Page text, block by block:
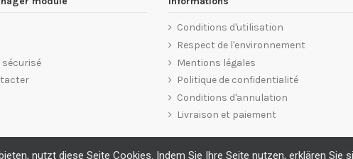
sécurisé
Conditions d'utilisation
Respect de l'environnement
Mentions légales
Politique de confidentialité
Conditions d'annulation
Livraison et paiement
nutzt diese Seite Cookies. Indem Sie Ihre Seite nutzen, erklären Sie